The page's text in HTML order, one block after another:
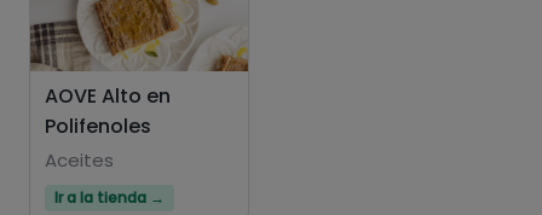
AOVE Alto en
Polifenoles
Aceites
Ir a la tienda →